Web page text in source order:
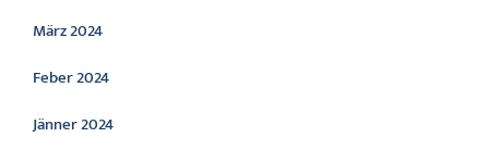
März 2024
Feber 2024
Jänner 2024